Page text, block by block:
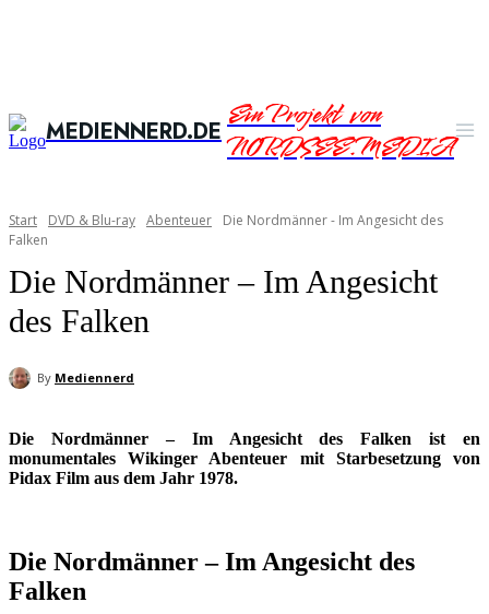
MEDIENNERD.DEEin Projekt von
NORDSEE.MEDIA
Start DVD & Blu-ray Abenteuer
Die Nordmänner - Im Angesicht des
Falken
Die Nordmänner – Im Angesicht
des Falken
By Mediennerd
Die Nordmänner – Im Angesicht des Falken ist en
monumentales Wikinger Abenteuer mit Starbesetzung von
Pidax Film aus dem Jahr 1978.
Die Nordmänner – Im Angesicht des
Falken